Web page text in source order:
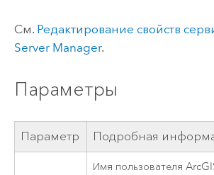
См. Редактирование свойств
ServerManager.
Параметры
Параметр Подробная
Имя пользователя